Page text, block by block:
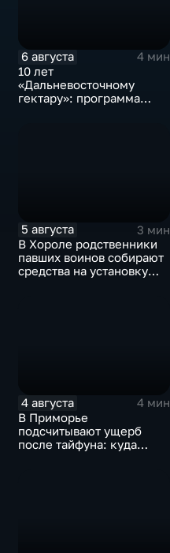
6 августа
4 мин
10 лет
«Дальневосточному
гектару»: программа
5 августа
3 мин
В Хороле родственники
павших воинов собирают
средства на установку
4 августа
4 мин
В Приморье
подсчитывают ущерб
после тайфуна: куда